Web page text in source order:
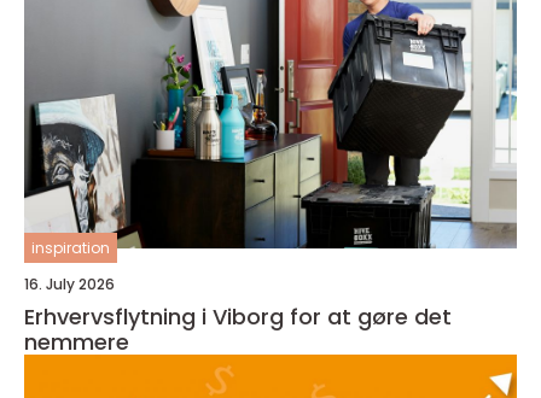
inspiration
16. July 2026
Erhvervsflytning i Viborg for at gøre det
nemmere